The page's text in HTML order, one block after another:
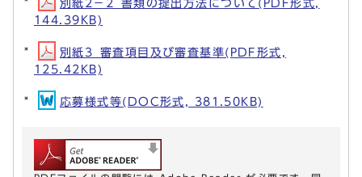
別紙2－2_書類の提出方法について(PDF形式,
144.39KB)
別紙3_審査項目及び審査基準(PDF形式,
125.42KB)
応募様式等(DOC形式, 381.50KB)